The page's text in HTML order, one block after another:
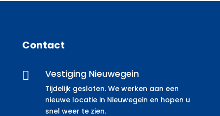
Contact
 Vestiging Nieuwegein
Tijdelijk gesloten. We werken aan een
nieuwe locatie in Nieuwegein en hopen u
snel weer te zien.